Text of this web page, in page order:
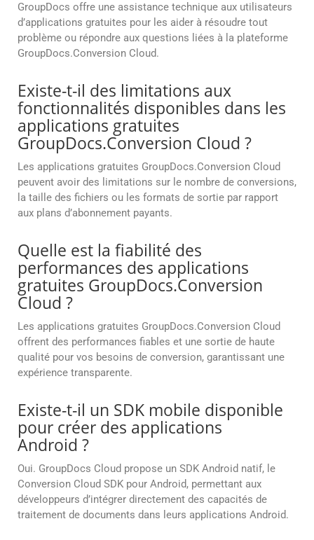
GroupDocs offre une assistance technique aux utilisateurs
d’applications gratuites pour les aider à résoudre tout
problème ou répondre aux questions liées à la plateforme
GroupDocs.Conversion Cloud.
Existe-t-il des limitations aux
fonctionnalités disponibles dans les
applications gratuites
GroupDocs.Conversion Cloud ?
Les applications gratuites GroupDocs.Conversion Cloud
peuvent avoir des limitations sur le nombre de conversions,
la taille des fichiers ou les formats de sortie par rapport
aux plans d’abonnement payants.
Quelle est la fiabilité des
performances des applications
gratuites GroupDocs.Conversion
Cloud ?
Les applications gratuites GroupDocs.Conversion Cloud
offrent des performances fiables et une sortie de haute
qualité pour vos besoins de conversion, garantissant une
expérience transparente.
Existe-t-il un SDK mobile disponible
pour créer des applications
Android ?
Oui. GroupDocs Cloud propose un SDK Android natif, le
Conversion Cloud SDK pour Android, permettant aux
développeurs d’intégrer directement des capacités de
traitement de documents dans leurs applications Android.